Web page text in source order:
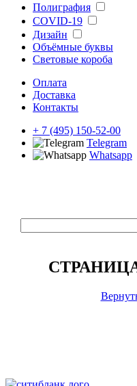
Полиграфия
COVID-19
Дизайн
Объёмные буквы
Световые короба
Оплата
Доставка
Контакты
+ 7 (495) 150-52-00
Telegram
Whatsapp